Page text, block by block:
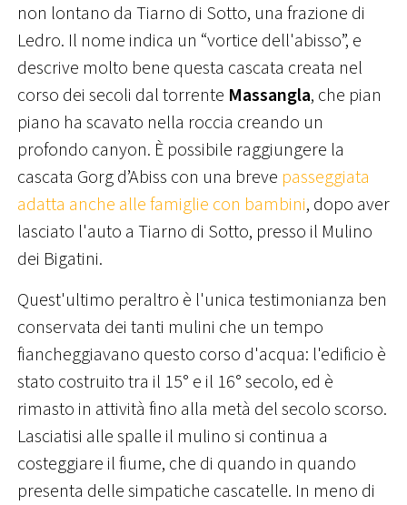
non lontano da Tiarno di Sotto, una frazione di
Ledro. Il nome indica un “vortice dell'abisso”, e
descrive molto bene questa cascata creata nel
corso dei secoli dal torrente Massangla, che pian
piano ha scavato nella roccia creando un
profondo canyon. È possibile raggiungere la
cascata Gorg d’Abiss con una breve passeggiata
adatta anche alle famiglie con bambini, dopo aver
lasciato l'auto a Tiarno di Sotto, presso il Mulino
dei Bigatini.
Quest'ultimo peraltro è l'unica testimonianza ben
conservata dei tanti mulini che un tempo
fiancheggiavano questo corso d'acqua: l'edificio è
stato costruito tra il 15° e il 16° secolo, ed è
rimasto in attività fino alla metà del secolo scorso.
Lasciatisi alle spalle il mulino si continua a
costeggiare il fiume, che di quando in quando
presenta delle simpatiche cascatelle. In meno di